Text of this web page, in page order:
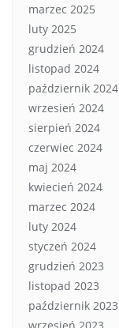
marzec 2025
luty 2025
grudzień 2024
listopad 2024
październik 2024
wrzesień 2024
sierpień 2024
czerwiec 2024
maj 2024
kwiecień 2024
marzec 2024
luty 2024
styczeń 2024
grudzień 2023
listopad 2023
październik 2023
wrzesień 2023